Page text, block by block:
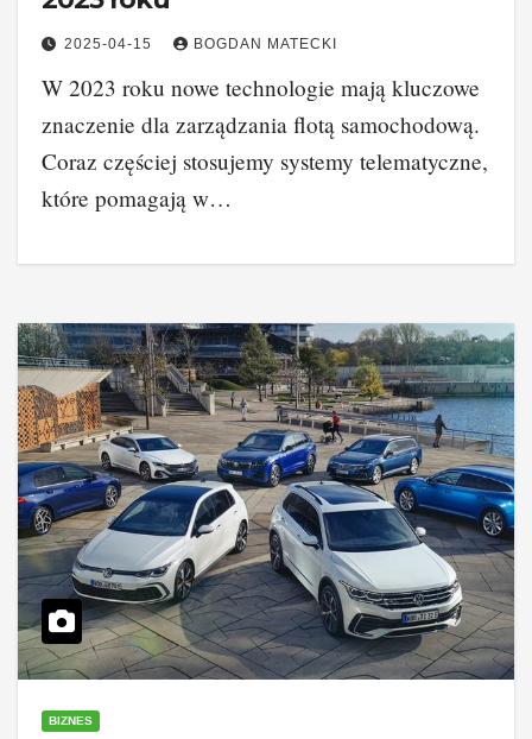
2025-04-15 BOGDAN MATECKI
W 2023 roku nowe technologie mają kluczowe
znaczenie dla zarządzania flotą samochodową.
Coraz częściej stosujemy systemy telematyczne,
które pomagają w…
BIZNES